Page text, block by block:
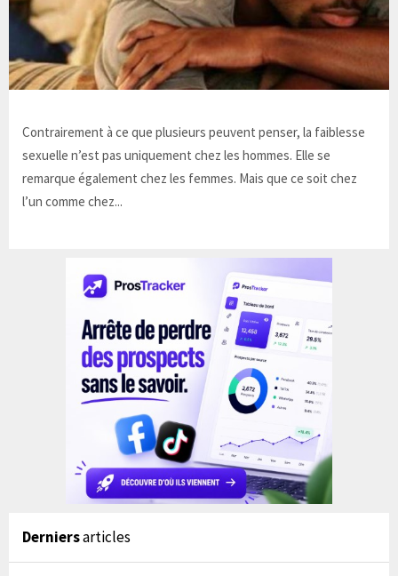
Contrairement à ce que plusieurs peuvent penser, la faiblesse
sexuelle n’est pas uniquement chez les hommes. Elle se
remarque également chez les femmes. Mais que ce soit chez
l’un comme chez...
Derniersarticles